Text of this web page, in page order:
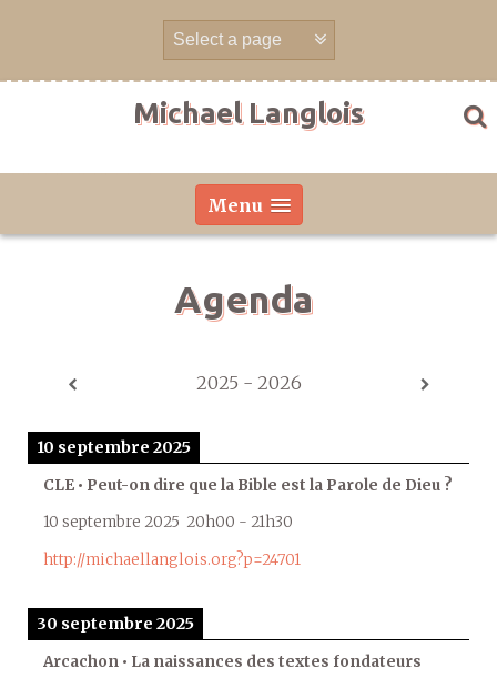
Michael Langlois
Menu
Agenda
2025 - 2026
10 septembre 2025
CLE • Peut-on dire que la Bible est la Parole de Dieu ?
10 septembre 2025 20h00 - 21h30
http://michaellanglois.org?p=24701
30 septembre 2025
Arcachon • La naissances des textes fondateurs